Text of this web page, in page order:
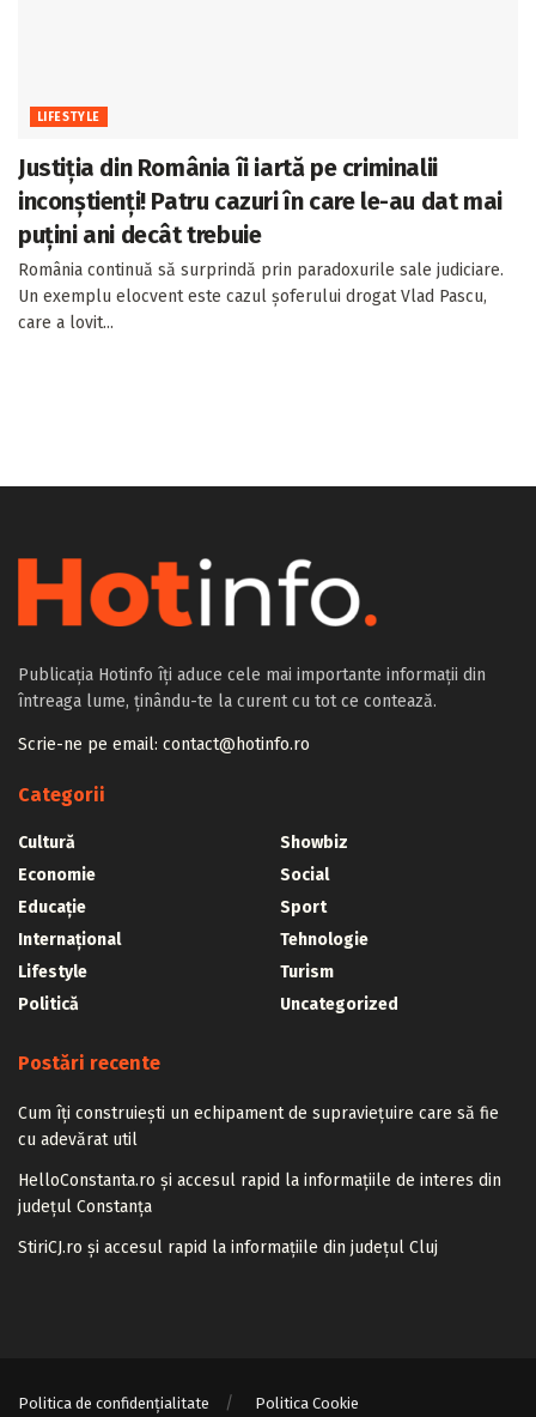
LIFESTYLE
Justiția din România îi iartă pe criminalii
inconștienți! Patru cazuri în care le-au dat mai
puțini ani decât trebuie
România continuă să surprindă prin paradoxurile sale judiciare.
Un exemplu elocvent este cazul șoferului drogat Vlad Pascu,
care a lovit...
Publicația Hotinfo îți aduce cele mai importante informații din
întreaga lume, ținându-te la curent cu tot ce contează.
Scrie-ne pe email: contact@hotinfo.ro
Categorii
Cultură
Economie
Educație
Internațional
Lifestyle
Politică
Showbiz
Social
Sport
Tehnologie
Turism
Uncategorized
Postări recente
Cum îți construiești un echipament de supraviețuire care să fie
cu adevărat util
HelloConstanta.ro și accesul rapid la informațiile de interes din
județul Constanța
StiriCJ.ro și accesul rapid la informațiile din județul Cluj
Politica de confidențialitate Politica Cookie